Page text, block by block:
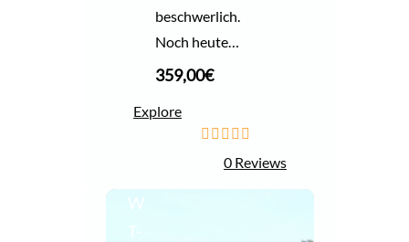
beschwerlich.
Noch heute…
359,00€
Explore
u
0 Reviews
W
T-